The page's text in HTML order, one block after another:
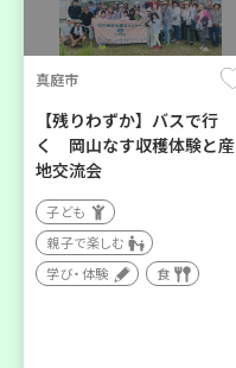
真庭市
【残りわずか】バスで行
く 岡山なす収穫体験と産
地交流会
子ども
親子で楽しむ
学び・体験
食